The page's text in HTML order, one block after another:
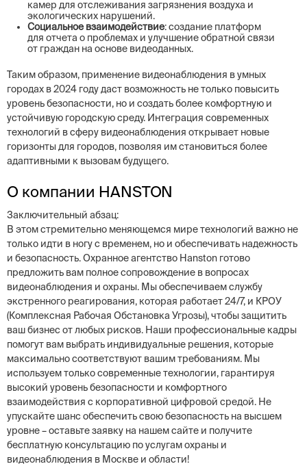
камер для отслеживания загрязнения воздуха и
экологических нарушений.
Социальное взаимодействие: создание платформ
для отчета о проблемах и улучшение обратной связи
от граждан на основе видеоданных.
Таким образом, применение видеонаблюдения в умных
городах в 2024 году даст возможность не только повысить
уровень безопасности, но и создать более комфортную и
устойчивую городскую среду. Интеграция современных
технологий в сферу видеонаблюдения открывает новые
горизонты для городов, позволяя им становиться более
адаптивными к вызовам будущего.
О компании HANSTON
Заключительный абзац:
В этом стремительно меняющемся мире технологий важно не
только идти в ногу с временем, но и обеспечивать надежность
и безопасность. Охранное агентство Hanston готово
предложить вам полное сопровождение в вопросах
видеонаблюдения и охраны. Мы обеспечиваем службу
экстренного реагирования, которая работает 24/7, и КРОУ
(Комплексная Рабочая Обстановка Угрозы), чтобы защитить
ваш бизнес от любых рисков. Наши профессиональные кадры
помогут вам выбрать индивидуальные решения, которые
максимально соответствуют вашим требованиям. Мы
используем только современные технологии, гарантируя
высокий уровень безопасности и комфортного
взаимодействия с корпоративной цифровой средой. Не
упускайте шанс обеспечить свою безопасность на высшем
уровне – оставьте заявку на нашем сайте и получите
бесплатную консультацию по услугам охраны и
видеонаблюдения в Москве и области!